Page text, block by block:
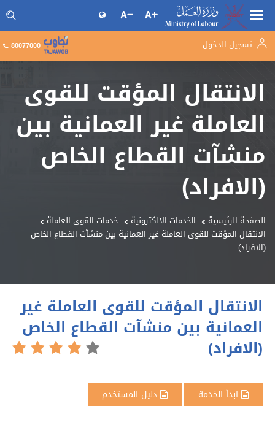
البحث فى موقع وزارة العمل تسجيل الدخول 80077000
الانتقال المؤقت للقوى
العاملة غير العمانية بين
منشآت القطاع الخاص
(الافراد)
الصفحة الرئيسية الخدمات الالكترونية
خدمات القوى العاملة
الانتقال المؤقت للقوى العاملة غير العمانية بين منشآت القطاع الخاص
(الافراد)
الانتقال المؤقت للقوى العاملة غير
العمانية بين منشآت القطاع الخاص
(الافراد)
ابدأ الخدمة دليل المستخدم